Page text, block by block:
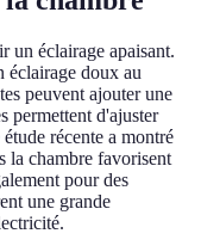
un éclairage apaisant.
éclairage doux au
peuvent ajouter une
permettent d'ajuster
récente a montré
la chambre favorisent
pour des
une grande